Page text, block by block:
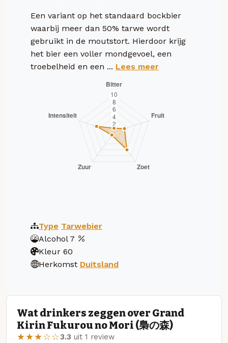
Een variant op het standaard bockbier
waarbij meer dan 50% tarwe wordt
gebruikt in de moutstort. Hierdoor krijg
het bier een voller mondgevoel, een
troebelheid en een ... Lees meer
Type Tarwebier
Alcohol 7
Kleur 60
Herkomst Duitsland
Wat drinkers zeggen over Grand
Kirin Fukurou no Mori (梟の森)
★★★☆☆3.3 uit 1 review